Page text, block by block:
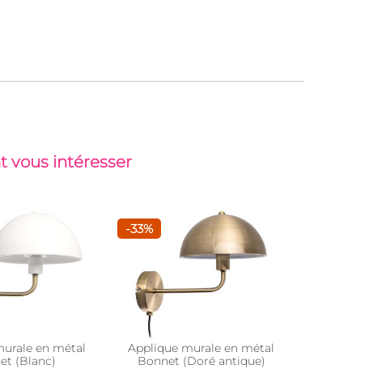
vous intéresser
en métal
(Blanc)
-33%
Applique murale en métal
Bonnet (Doré antique)